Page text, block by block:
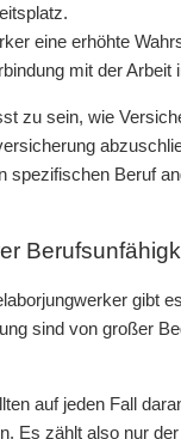
eine erhöhte
mit der Arbeit
zu sein, wie
spezifischen Beruf
gibt
sind von großer
auf jeden Fall
Es zählt also nur